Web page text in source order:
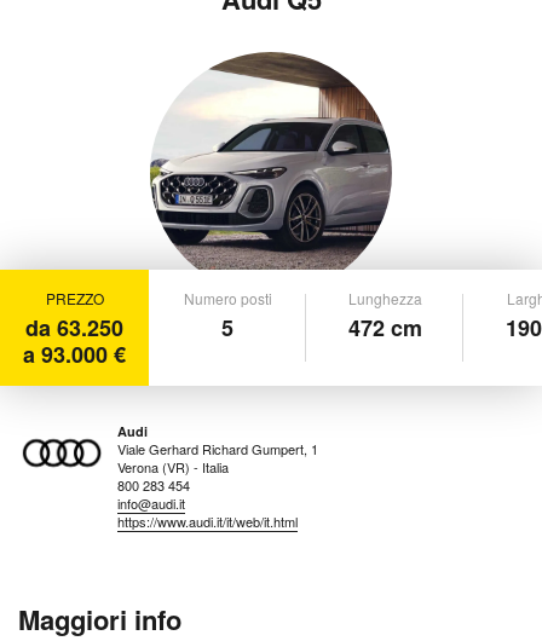
PREZZO
da 63.250
a 93.000 €
Numero posti
5
Lunghezza
472 cm
Audi
Viale Gerhard Richard Gumpert, 1
Verona (VR) - Italia
800 283 454
info@audi.it
https://www.audi.it/it/web/it.html
Maggiori info